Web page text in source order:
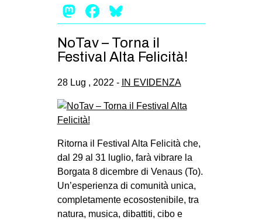
Mastodon
Facebook
NoTav – Torna il
Festival Alta Felicità!
28 Lug , 2022 - IN EVIDENZA
Ritorna il Festival Alta Felicità che,
dal 29 al 31 luglio, farà vibrare la
Borgata 8 dicembre di Venaus (To).
Un’esperienza di comunità unica,
completamente ecosostenibile, tra
natura, musica, dibattiti, cibo e